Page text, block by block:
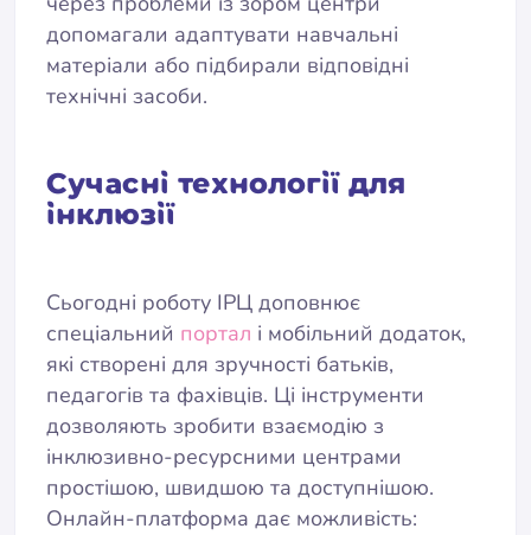
допомагали адаптувати навчальні
матеріали або підбирали відповідні
технічні засоби.
Сучасні технології для
інклюзії
Сьогодні роботу ІРЦ доповнює
спеціальний портал і мобільний додаток,
які створені для зручності батьків,
педагогів та фахівців. Ці інструменти
дозволяють зробити взаємодію з
інклюзивно-ресурсними центрами
простішою, швидшою та доступнішою.
Онлайн-платформа дає можливість: